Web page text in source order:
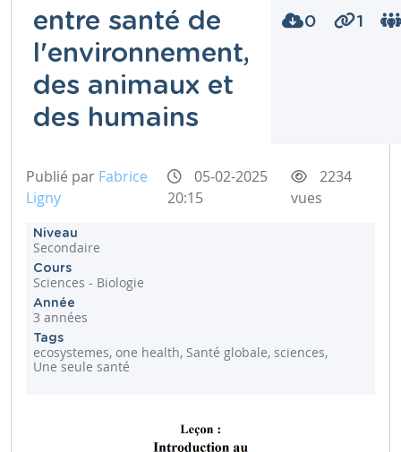
entre santé de
l'environnement,
des animaux et
des humains
0 1
Publié par Fabrice
Ligny
05-02-2025
20:15
2234
vues
Niveau
Secondaire
Cours
Sciences - Biologie
Année
3 années
Tags
ecosystemes, one health, Santé globale, sciences,
Une seule santé